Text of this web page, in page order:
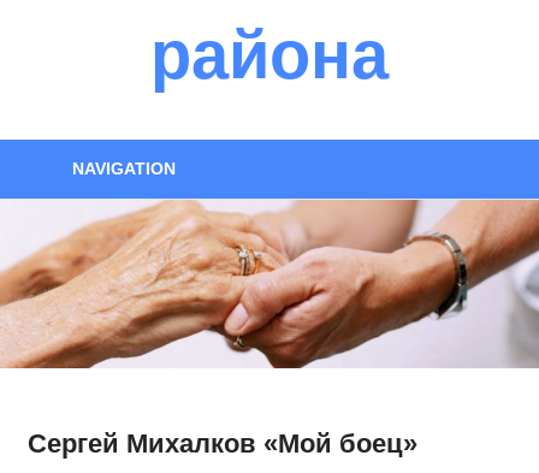
района
NAVIGATION
Сергей Михалков «Мой боец»